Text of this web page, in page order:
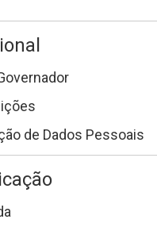
de Dados Pessoais